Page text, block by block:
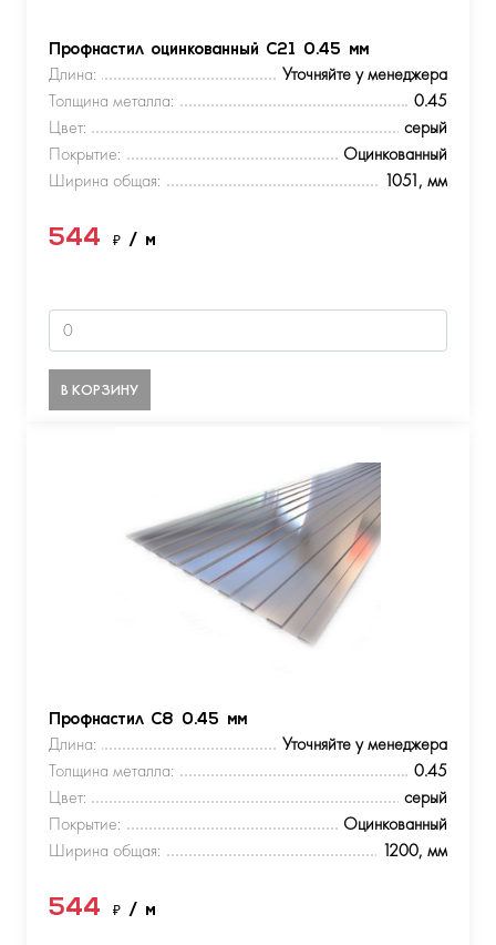
Профнастил оцинкованный С21 0.45 мм
Длина:
Уточняйте у менеджера
Толщина металла:
0.45
Цвет:
серый
Покрытие:
Оцинкованный
Ширина общая:
1051, мм
544 ₽ / м
В КОРЗИНУ
Профнастил С8 0.45 мм
Длина:
Уточняйте у менеджера
Толщина металла:
0.45
Цвет:
серый
Покрытие:
Оцинкованный
Ширина общая:
1200, мм
544 ₽ / м